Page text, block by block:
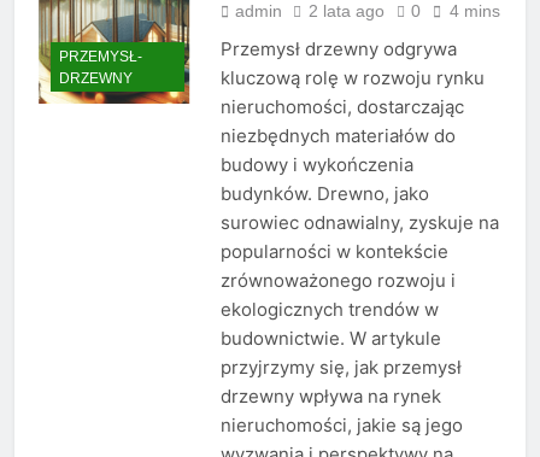
PRZEMYSŁ-
DRZEWNY
admin 2 lata ago 0 4 mins
Przemysł drzewny odgrywa
kluczową rolę w rozwoju rynku
nieruchomości, dostarczając
niezbędnych materiałów do
budowy i wykończenia
budynków. Drewno, jako
surowiec odnawialny, zyskuje na
popularności w kontekście
zrównoważonego rozwoju i
ekologicznych trendów w
budownictwie. W artykule
przyjrzymy się, jak przemysł
drzewny wpływa na rynek
nieruchomości, jakie są jego